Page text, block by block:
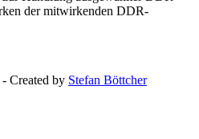
der mitwirkenden DDR-
- Created by Stefan Böttcher